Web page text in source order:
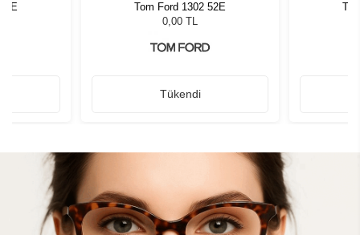
Tom Ford 1302 52E
0,00 TL
Tükendi